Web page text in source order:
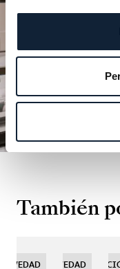
También
NOVEDAD NOVEDAD
NOVEDAD